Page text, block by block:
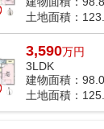
土地面積：
3,590万円
3LDK
建物面積：
土地面積：